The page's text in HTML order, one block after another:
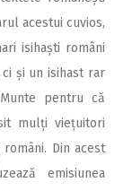
acestui cuvios,
isihaști români
și un isihast rar
pentru că
mulți viețui­tori
Din acest
emisiunea